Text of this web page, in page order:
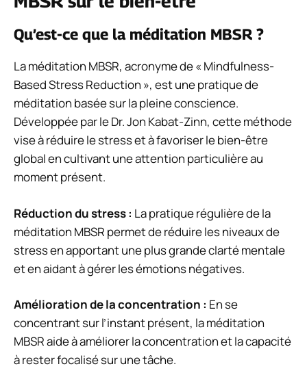
Qu’est-ce que la méditation MBSR ?
La méditation MBSR, acronyme de « Mindfulness-
Based Stress Reduction », est une pratique de
méditation basée sur la pleine conscience.
Développée par le Dr. Jon Kabat-Zinn, cette méthode
vise à réduire le stress et à favoriser le bien-être
global en cultivant une attention particulière au
moment présent.
Réduction du stress : La pratique régulière de la
méditation MBSR permet de réduire les niveaux de
stress en apportant une plus grande clarté mentale
et en aidant à gérer les émotions négatives.
Amélioration de la concentration : En se
concentrant sur l’instant présent, la méditation
MBSR aide à améliorer la concentration et la capacité
à rester focalisé sur une tâche.